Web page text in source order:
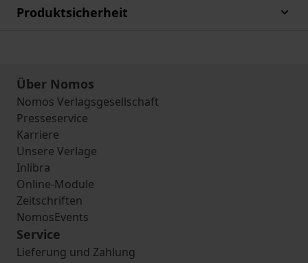
Produktsicherheit
Über Nomos
Nomos Verlagsgesellschaft
Presseservice
Karriere
Unsere Verlage
Inlibra
Online-Module
Zeitschriften
NomosEvents
Service
Lieferung und Zahlung